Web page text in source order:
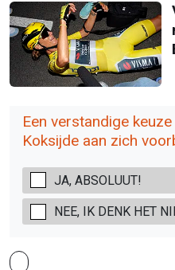
Een verstandige
Koksijde aan zich
JA, ABSOLUUT!
NEE, IK DENK HET